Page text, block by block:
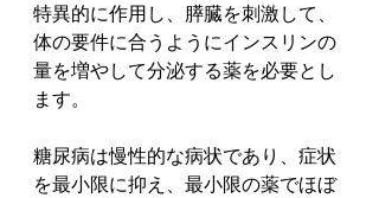
特異的に作用し、膵臓を刺激して、
体の要件に合うようにインスリンの
量を増やして分泌する薬を必要とし
ます。
糖尿病は慢性的な病状であり、症状
を最小限に抑え、最小限の薬でほぼ